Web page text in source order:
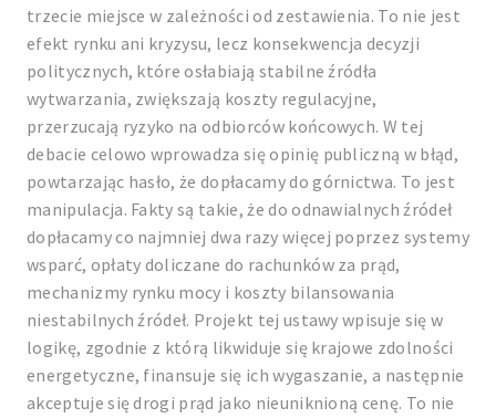
trzecie miejsce w zależności od zestawienia. To nie jest
efekt rynku ani kryzysu, lecz konsekwencja decyzji
politycznych, które osłabiają stabilne źródła
wytwarzania, zwiększają koszty regulacyjne,
przerzucają ryzyko na odbiorców końcowych. W tej
debacie celowo wprowadza się opinię publiczną w błąd,
powtarzając hasło, że dopłacamy do górnictwa. To jest
manipulacja. Fakty są takie, że do odnawialnych źródeł
dopłacamy co najmniej dwa razy więcej poprzez systemy
wsparć, opłaty doliczane do rachunków za prąd,
mechanizmy rynku mocy i koszty bilansowania
niestabilnych źródeł. Projekt tej ustawy wpisuje się w
logikę, zgodnie z którą likwiduje się krajowe zdolności
energetyczne, finansuje się ich wygaszanie, a następnie
akceptuje się drogi prąd jako nieuniknioną cenę. To nie